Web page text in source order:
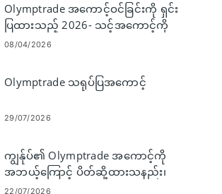
Olymptrade အကောင့်ဝင်ခြင်းကို ရှင်း
ပြထားသည့် 2026- သင့်အကောင့်ကို
လုံခြုံမြန်ဆန်စွာ ဝင်ရောက်နည်း
08/04/2026
Olymptrade သရုပ်ပြအကောင့်
29/07/2026
ကျွန်ုပ်၏ Olymptrade အကောင့်ကို
အဘယ့်ကြောင့် ပိတ်ဆို့ထားသနည်း၊
၎င်းကို ရှောင်ရှားနည်း
22/07/2026